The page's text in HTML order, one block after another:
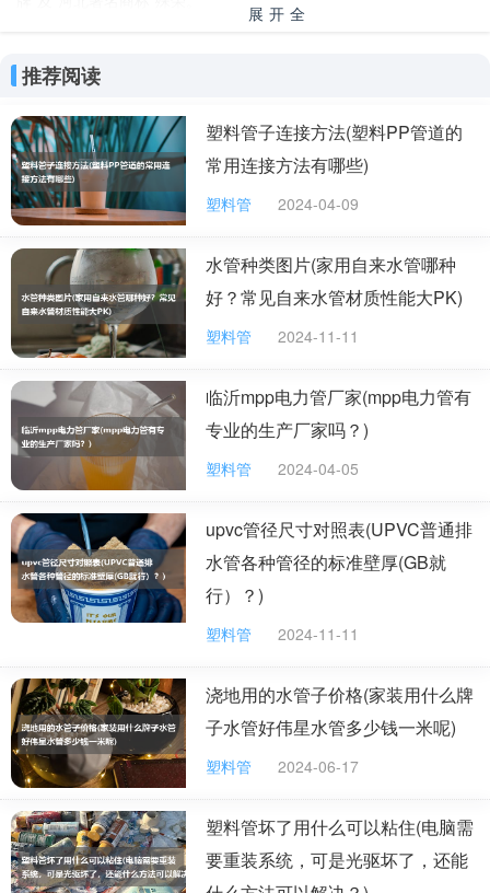
4.上海实泉实业有限公司总部位于上海市松江工业园区，成立于
1996年。公司多年来一直秉承着“诚信为本，质量至上。”的原则，
投入生产的新型材料PVDF(聚偏氟乙烯)系列产品，迎合了市场的前
沿需求，具有良好的发展前景。 目前公司主要生产的有PVDF管
材、pvdf棒材、PVDF板材，不仅有各种国家标准规格，而且可以根
据客户需求来订制生产。拥有高素质的员工，完整、科学的质量管
理体系，绝对的质量保证，完善的售后服务。
5.禹城市晟华塑胶有限公司专业生产ABS管、ABS管件、ABS阀
门、PP管、PP管件、PP阀门、PVC管、PVC管件、PVC阀门，水处
理配件如;各种水帽，空心浮球。污水配件，曝气管，曝气头，等产
品专业生产加工的公司。并有专业的安装人员，对环保工程;曝气系
统，生物制品工程，离交柱系统的安装，设计调试等具有丰富的经
验和实例;拥有完整、科学的质量管理体系。禹城市晟华塑胶有限公
司的诚信、实力和产品质量获得业界的认可。
以上就是小编精心为您整理的塑料管材管件的生产厂家的相关
信息，希望对您的了解能起到一定参考作用。塑料管材管件造价低
且安全环保，使用年限可长达50年，比起金属管道管件塑料管材管
件无疑是更好的选择。如果您还想获取更多相关资讯，就请继续关
注土巴兔吧!此外，您还可以通过关注土巴兔微信公众号土巴兔装修
家居来随时随地的了解相关资讯。
塑料管材管件生产厂家大全
传统的供给水管材管件往往都是铁质或者是铜质
的，在以往技术的局限性下，铁质、铜质管材管件应用非
常普遍，但是人们还是发现了使用铁质、铜质管材管件的
弱点，一是安全隐患较高，容易滋生细菌，二是铁质、铜
质管材造价高，不经济环保。随着科技的发展塑料管材管
件粉墨登场，它具备了金属管材管件所缺的优势。接下来
就随小编一起来了解下关于塑料管材管件的生产厂家推荐
信息。
展开全
推荐阅读
塑料管子连接方法(塑料PP管道的
常用连接方法有哪些)
塑料管 2024-04-09
水管种类图片(家用自来水管哪种
好？常见自来水管材质性能大PK)
塑料管 2024-11-11
临沂mpp电力管厂家(mpp电力管有
专业的生产厂家吗？)
塑料管 2024-04-05
upvc管径尺寸对照表(UPVC普通排
水管各种管径的标准壁厚(GB就
行）？)
塑料管 2024-11-11
浇地用的水管子价格(家装用什么牌
子水管好伟星水管多少钱一米呢)
塑料管 2024-06-17
塑料管坏了用什么可以粘住(电脑需
要重装系统，可是光驱坏了，还能